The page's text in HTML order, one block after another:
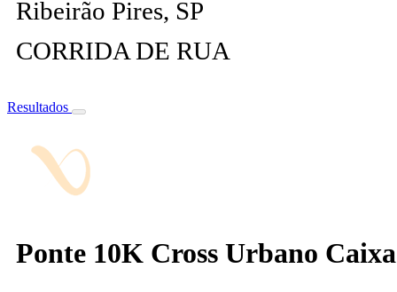
Ribeirão Pires, SP
CORRIDA DE RUA
Resultados
Ponte 10K Cross Urbano